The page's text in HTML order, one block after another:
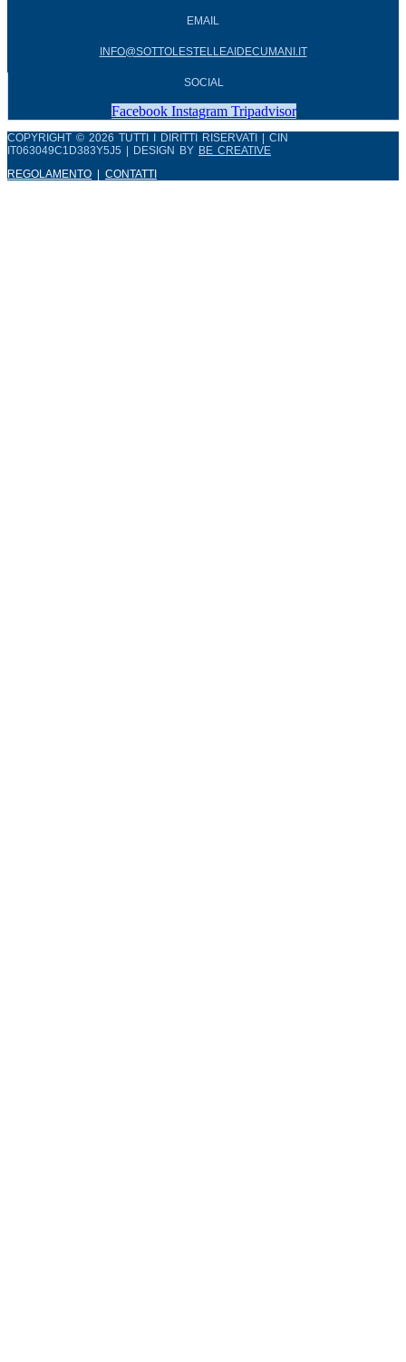
EMAIL
INFO@SOTTOLESTELLEAIDECUMANI.IT
SOCIAL
Facebook Instagram Tripadvisor
COPYRIGHT © 2026 TUTTI I DIRITTI RISERVATI | CIN
IT063049C1D383Y5J5 | DESIGN BY BE CREATIVE
REGOLAMENTO | CONTATTI